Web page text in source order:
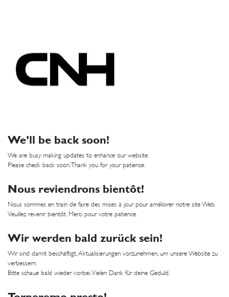
We’ll be back soon!
We are busy making updates to enhance our website.
Please check back soon. Thank you for your patience.
Nous reviendrons bientôt!
Nous sommes en train de faire des mises à jour pour améliorer notre site Web.
Veuillez revenir bientôt. Merci pour votre patience.
Wir werden bald zurück sein!
Wir sind damit beschäftigt, Aktualisierungen vorzunehmen, um unsere Website zu
verbessern.
Bitte schaue bald wieder vorbei. Vielen Dank für deine Geduld.